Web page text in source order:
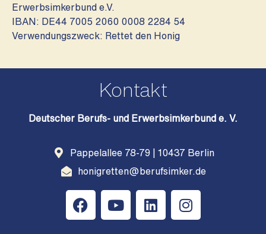
Erwerbsimkerbund e.V.
IBAN: DE44 7005 2060 0008 2284 54
Verwendungszweck: Rettet den Honig
Kontakt
Deutscher Berufs- und Erwerbsimkerbund e. V.
Pappelallee 78-79 | 10437 Berlin
honigretten@berufsimker.de